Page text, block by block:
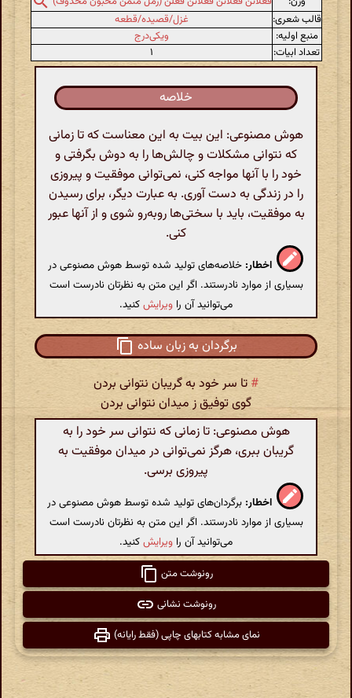
قالب شعری:
غزل/قصیده/قطعه
منبع اولیه:
ویکی‌درج
تعداد ابیات:
۱
خلاصه
هوش مصنوعی: این بیت به این معناست که تا زمانی
که نتوانی مشکلات و چالش‌ها را به دوش بگرفتی و
خود را با آنها مواجه کنی، نمی‌توانی موفقیت و پیروزی
را در زندگی به دست آوری. به عبارت دیگر، برای رسیدن
به موفقیت، باید با سختی‌ها روبه‌رو شوی و از آنها عبور
کنی.
اخطار: خلاصه‌های تولید شده توسط هوش مصنوعی در
بسیاری از موارد نادرستند. اگر این متن به نظرتان نادرست است
می‌توانید آن را ویرایشکنید.
برگردان به زبان ساده
# تا سر خود به گریبان نتوانی بردن
گوی توفیق ز میدان نتوانی بردن
هوش مصنوعی: تا زمانی که نتوانی سر خود را به
گریبان ببری، هرگز نمی‌توانی در میدان موفقیت به
پیروزی برسی.
اخطار: برگردان‌های تولید شده توسط هوش مصنوعی در
بسیاری از موارد نادرستند. اگر این متن به نظرتان نادرست است
می‌توانید آن را ویرایشکنید.
رونوشت متن
رونوشت نشانی
نمای مشابه کتابهای چاپی (فقط رایانه)